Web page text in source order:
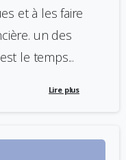
et à les faire
un des
le temps...
Lire plus